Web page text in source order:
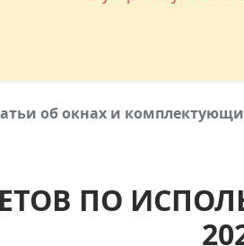
об окнах и
ПО